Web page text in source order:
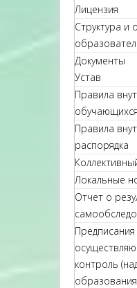
Лицензия
Структура и
Документы
Устав
Правила
обучающихся
Правила
распорядка
Локальные
Отчет о
контроль
образования